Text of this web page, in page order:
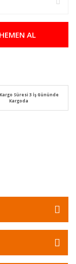
HEMEN AL
Süresi 3 İş Gününde
Kargoda